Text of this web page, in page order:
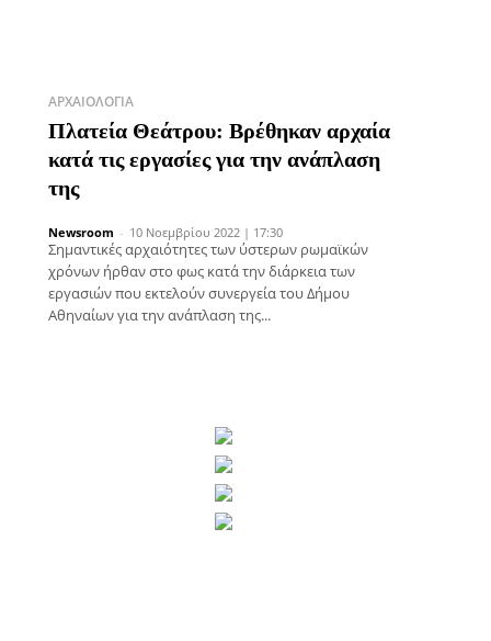
ΑΡΧΑΙΟΛΟΓΊΑ
Πλατεία Θεάτρου: Βρέθηκαν αρχαία
κατά τις εργασίες για την ανάπλαση
της
Newsroom - 10 Νοεμβρίου 2022 | 17:30
Σημαντικές αρχαιότητες των ύστερων ρωμαϊκών
χρόνων ήρθαν στο φως κατά την διάρκεια των
εργασιών που εκτελούν συνεργεία του Δήμου
Αθηναίων για την ανάπλαση της...